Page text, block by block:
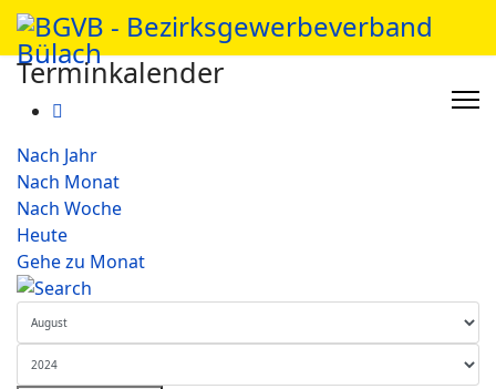
Terminkalender
Nach Jahr
Nach Monat
Nach Woche
Heute
Gehe zu Monat